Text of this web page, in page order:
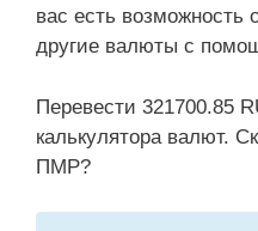
вас есть
другие валюты с
Перевести 321700.85
калькулятора валют.
ПМР?